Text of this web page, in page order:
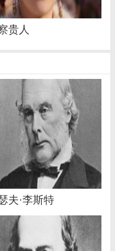
贵人
夫·李斯特